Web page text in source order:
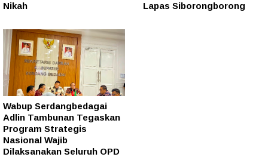
Nikah
Lapas Siborongborong
Wabup Serdangbedagai
Adlin Tambunan Tegaskan
Program Strategis
Nasional Wajib
Dilaksanakan Seluruh OPD